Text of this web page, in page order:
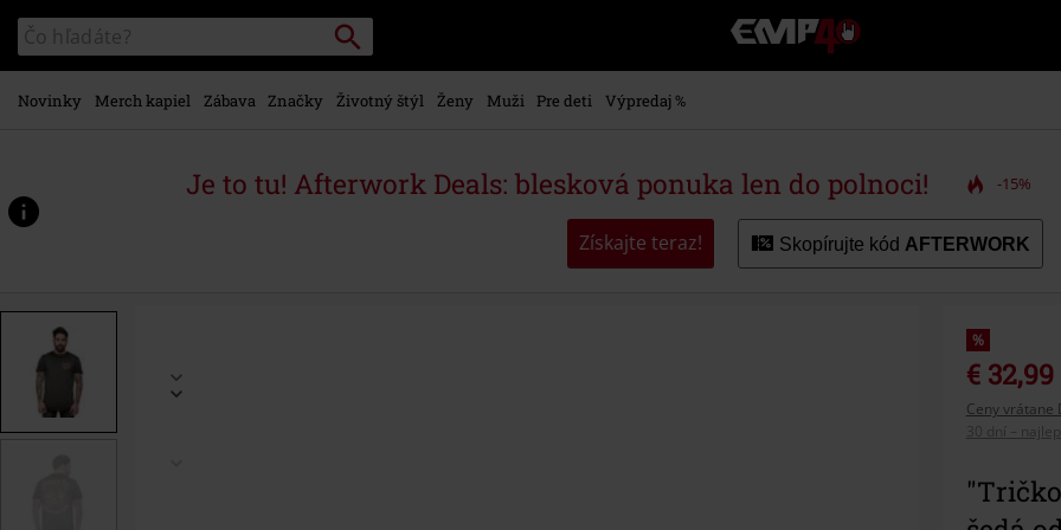
na
hlavný
obsah
Katalóg
vyhľadávania
Vyhľadávanie
EMP
-
Hudba,
Merch
hráčov,
Alternatívna
Novinky Merch kapiel Zábava Značky Životný štýl Ženy Muži Pre deti Výpredaj %
Je to tu! Afterwork Deals: blesková ponuka len do polnoci! -15%
Získajte teraz! Skopírujte kód AFTERWORK
www.emp-
p/tri%C4%8Dko-
582516.html
%
€ 32,99
Ceny vrátane
30 dní –